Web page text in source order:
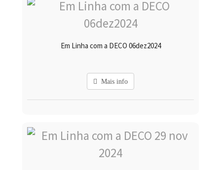
Em Linha com a DECO 06dez2024
Mais info